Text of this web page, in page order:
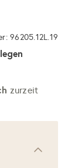
96205.12L.19
zurzeit